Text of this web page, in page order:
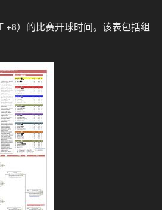
）的比赛开球时间。该表包括组